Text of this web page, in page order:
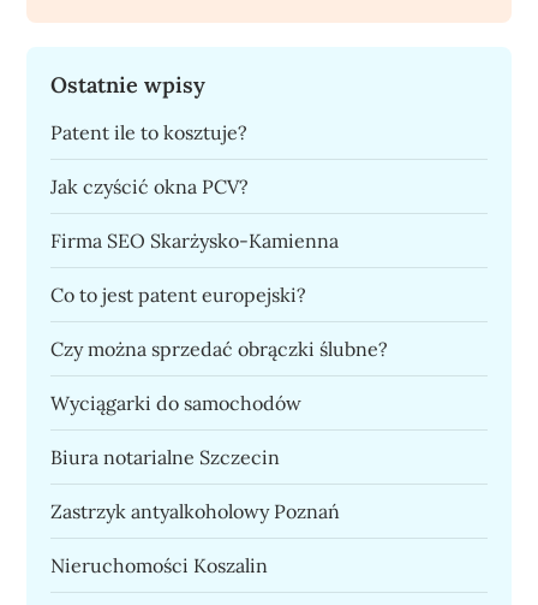
Ostatnie wpisy
Patent ile to kosztuje?
Jak czyścić okna PCV?
Firma SEO Skarżysko-Kamienna
Co to jest patent europejski?
Czy można sprzedać obrączki ślubne?
Wyciągarki do samochodów
Biura notarialne Szczecin
Zastrzyk antyalkoholowy Poznań
Nieruchomości Koszalin